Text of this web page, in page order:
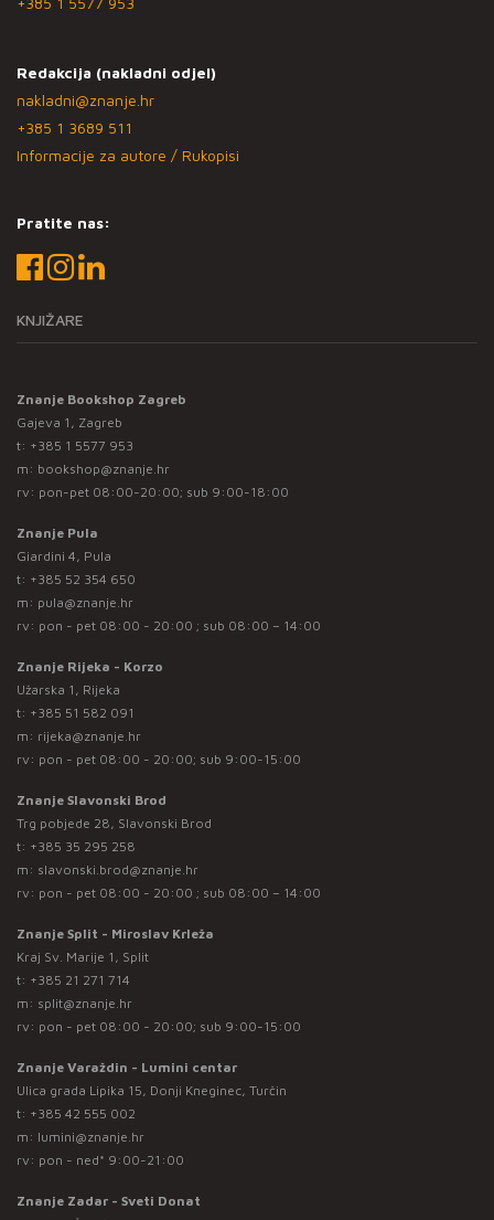
Redakcija (nakladni odjel)
nakladni@znanje.hr
+385 1 3689 511
Informacije za autore / Rukopisi
Pratite nas:
KNJIŽARE
Znanje Bookshop Zagreb
Gajeva 1, Zagreb
t: +385 1 5577 953
m: bookshop@znanje.hr
rv: pon-pet 08:00-20:00; sub 9:00-18:00
Znanje Pula
Giardini 4, Pula
t: +385 52 354 650
m: pula@znanje.hr
rv: pon - pet 08:00 - 20:00 ; sub 08:00 – 14:00
Znanje Rijeka - Korzo
Užarska 1, Rijeka
t: +385 51 582 091
m: rijeka@znanje.hr
rv: pon - pet 08:00 - 20:00; sub 9:00-15:00
Znanje Slavonski Brod
Trg pobjede 28, Slavonski Brod
t: +385 35 295 258
m: slavonski.brod@znanje.hr
rv: pon - pet 08:00 - 20:00 ; sub 08:00 – 14:00
Znanje Split - Miroslav Krleža
Kraj Sv. Marije 1, Split
t: +385 21 271 714
m: split@znanje.hr
rv: pon - pet 08:00 - 20:00; sub 9:00-15:00
Znanje Varaždin - Lumini centar
Ulica grada Lipika 15, Donji Kneginec, Turčin
t: +385 42 555 002
m: lumini@znanje.hr
rv: pon - ned* 9:00-21:00
Znanje Zadar - Sveti Donat